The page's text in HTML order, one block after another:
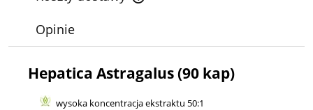
Cena nie zawiera ewentualnych kosztów płatności
Opinie
Hepatica Astragalus (90 kap)
wysoka koncentracja ekstraktu 50:1